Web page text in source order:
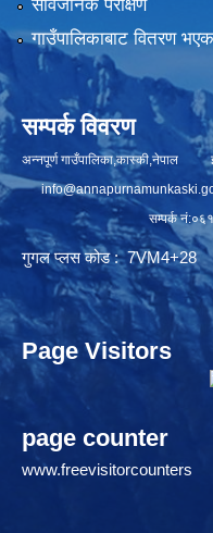
सार्वजनिक परीक्षण
गाउँपालिकाबाट वितरण
सम्पर्क विवरण
अन्नपूर्ण गाउँपालिका,कास्की,नेपाल
सम्पर्क नं:०६१-
गुगल प्लस कोड : 7VM4+28
Page Visitors
page counter
www.freevisitorcounters